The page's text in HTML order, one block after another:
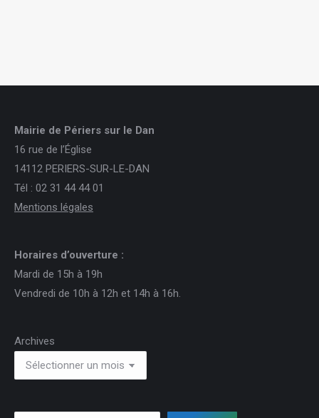
Mairie de Périers sur le Dan
16 rue de l’Église
14112 PERIERS-SUR-LE-DAN
Tél : 02 31 44 44 01
Mentions légales
Horaires d’ouverture :
Mardi de 15h à 19h
Vendredi de 10h à 12h et 14h à 16h.
Archives